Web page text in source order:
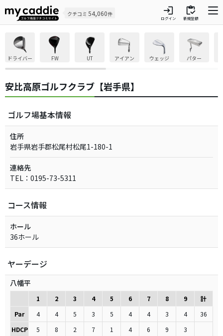
クチコミ 54,060件 login
ログイン
inventory
新規登録
ドライバー FW UT アイアン ウェッジ パター
安比高原ゴルフクラブ【岩手県】
ゴルフ場基本情報
住所
岩手県岩手郡松尾村松尾1-180-1
連絡先
TEL：0195-73-5311
コース情報
ホール
36ホール
ヤーデージ
八幡平
1 2 3 4 5 6 7 8 9
計
Par
4 4 5 3 5 4 4 3 4
36
HDCP
5 8 2 7 1 4 6 9
3